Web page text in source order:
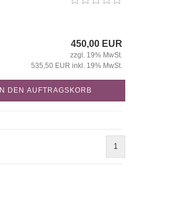
450,00 EUR
zzgl. 19% MwSt.
535,50 EUR inkl. 19% MwSt.
IN DEN AUFTRAGSKORB
1